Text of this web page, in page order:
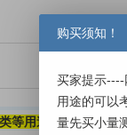
等用途，不能用于发
购买须知！
买家提示
用途的可以
量先买小量